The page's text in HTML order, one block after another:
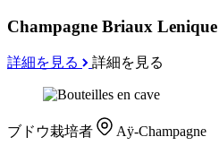
Champagne Briaux Lenique
詳細を見る 詳細を見る
ブドウ栽培者 Aÿ-Champagne